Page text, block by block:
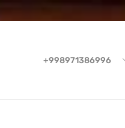
+998971386996